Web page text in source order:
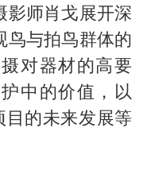
影师肖戈展开深
鸟与拍鸟群体的
对器材的高要
中的价值，以
目的未来发展等